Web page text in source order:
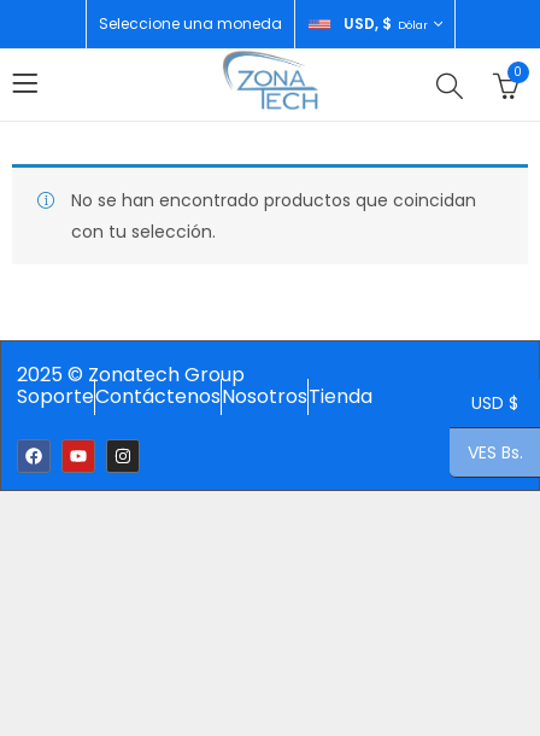
Seleccione una moneda USD, $ Dólar
0
No se han encontrado productos que coincidan
con tu selección.
2025 © Zonatech Group
SoporteContáctenosNosotrosTienda USD $
VES Bs.